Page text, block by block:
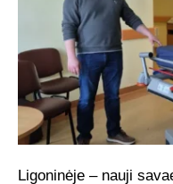
Ligoninėje – nauji